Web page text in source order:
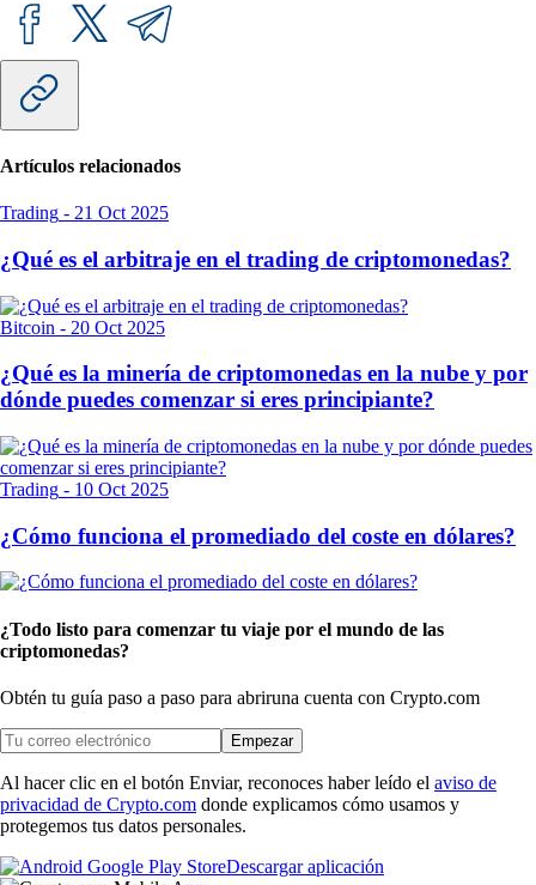
Artículos relacionados
Trading - 21 Oct 2025
¿Qué es el arbitraje en el trading de criptomonedas?
Bitcoin - 20 Oct 2025
¿Qué es la minería de criptomonedas en la nube y por
dónde puedes comenzar si eres principiante?
Trading - 10 Oct 2025
¿Cómo funciona el promediado del coste en dólares?
¿Todo listo para comenzar tu viaje por el mundo de las
criptomonedas?
Obtén tu guía paso a paso para abriruna cuenta con Crypto.com
Empezar
Al hacer clic en el botón Enviar, reconoces haber leído el aviso de
privacidad de Crypto.com donde explicamos cómo usamos y
protegemos tus datos personales.
Descargar aplicación